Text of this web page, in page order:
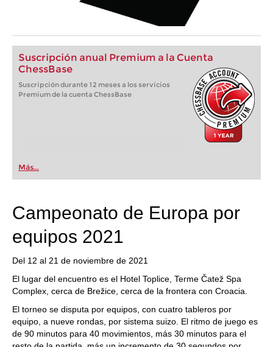
Suscripción anual Premium a la Cuenta
ChessBase
Suscripción durante 12 meses a los servicios
Premium de la cuenta ChessBase
Más...
Campeonato de Europa por
equipos 2021
Del 12 al 21 de noviembre de 2021
El lugar del encuentro es el Hotel Toplice, Terme Čatež Spa
Complex, cerca de Brežice, cerca de la frontera con Croacia.
El torneo se disputa por equipos, con cuatro tableros por
equipo, a nueve rondas, por sistema suizo. El ritmo de juego es
de 90 minutos para 40 movimientos, más 30 minutos para el